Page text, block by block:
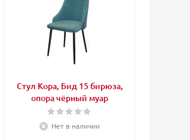
Стул Кора, Бид 15 бирюза,
опора чёрный муар
Нет в наличии